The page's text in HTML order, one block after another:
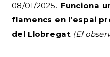
08/01/2025. Funciona
flamencs en l’espai
del Llobregat (El